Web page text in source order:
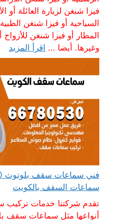
فيزا شنغن لزيارة العائلة أو
السياحية أو فيزا شنغن
المطار أو فيزا شنغن للأزواج
وغيرها. أيضا ... اقرأ المزيد
سماعات السقف بالكويت
تقدم شركتنا خدمات
أنواعها مثل سماعات